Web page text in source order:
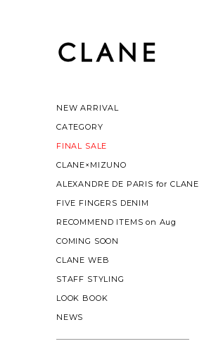
NEW ARRIVAL
CATEGORY
FINAL SALE
CLANE×MIZUNO
ALEXANDRE DE PARIS for CLANE
FIVE FINGERS DENIM
RECOMMEND ITEMS on Aug
COMING SOON
CLANE WEB
STAFF STYLING
LOOK BOOK
NEWS